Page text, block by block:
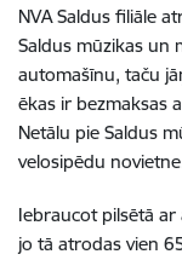
NVA Saldus filiāle
Saldus mūzikas un
automašīnu, taču
ēkas ir bezmaksas
Netālu pie Saldus
velosipēdu
Iebraucot pilsētā
jo tā atrodas vien